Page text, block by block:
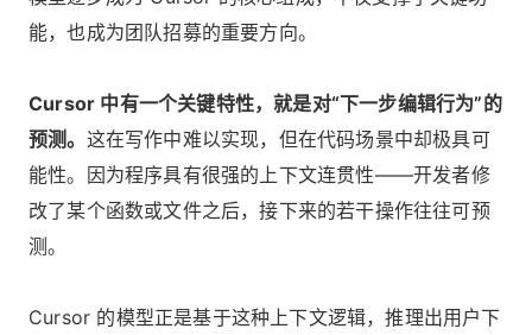
能，也成为团队招募的重要方向。
Cursor 中有一个关键特性，就是对“下一步编辑行为”的
预测。 这在写作中难以实现，但在代码场景中却极具可
能性。因为程序具有很强的上下文连贯性——开发者修
改了某个函数或文件之后，接下来的若干操作往往可预
测。
Cursor 的模型正是基于这种上下文逻辑，推理出用户下